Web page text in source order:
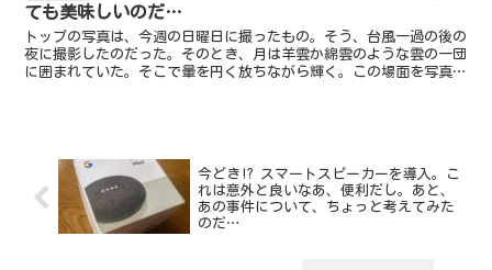
ても美味しいのだ…
トップの写真は、今週の日曜日に撮ったもの。そう、台風一過の後の
夜に撮影したのだった。そのとき、月は羊雲か綿雲のような雲の一団
に囲まれていた。そこで暈を円く放ちながら輝く。この場面を写真に
今どき!? スマートスピーカーを導入。こ
れは意外と良いなあ、便利だし。あと、
あの事件について、ちょっと考えてみた
のだ…